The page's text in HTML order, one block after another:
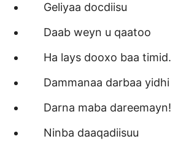
Geliyaa docdiisu
Daab weyn u qaatoo
Ha lays dooxo baa timid.
Dammanaa darbaa yidhi
Darna maba dareemayn!
Ninba daaqadiisuu